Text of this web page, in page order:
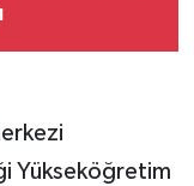
Yükseköğretim